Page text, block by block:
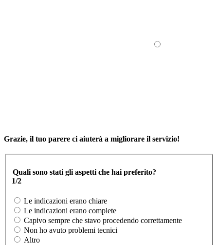
Grazie, il tuo parere ci aiuterà a migliorare il servizio!
Quali sono stati gli aspetti che hai preferito?
1/2
Le indicazioni erano chiare
Le indicazioni erano complete
Capivo sempre che stavo procedendo correttamente
Non ho avuto problemi tecnici
Altro